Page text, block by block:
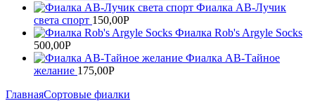
Фиалка АВ-Лучик
света спорт 150,00Р
Фиалка Rob's Argyle Socks
500,00Р
Фиалка АВ-Тайное
желание 175,00Р
ГлавнаяСортовые фиалки